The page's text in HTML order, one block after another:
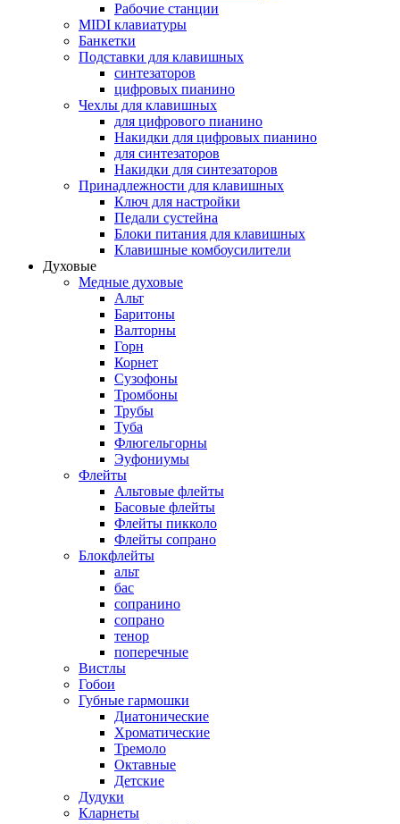
Рабочие станции
MIDI клавиатуры
Банкетки
Подставки для клавишных
синтезаторов
цифровых пианино
Чехлы для клавишных
для цифрового пианино
Накидки для цифровых пианино
для синтезаторов
Накидки для синтезаторов
Принадлежности для клавишных
Ключ для настройки
Педали сустейна
Блоки питания для клавишных
Клавишные комбоусилители
Духовые
Медные духовые
Альт
Баритоны
Валторны
Горн
Корнет
Сузофоны
Тромбоны
Трубы
Туба
Флюгельгорны
Эуфониумы
Флейты
Альтовые флейты
Басовые флейты
Флейты пикколо
Флейты сопрано
Блокфлейты
альт
бас
сопранино
сопрано
тенор
поперечные
Вистлы
Гобои
Губные гармошки
Диатонические
Хроматические
Тремоло
Октавные
Детские
Дудуки
Кларнеты